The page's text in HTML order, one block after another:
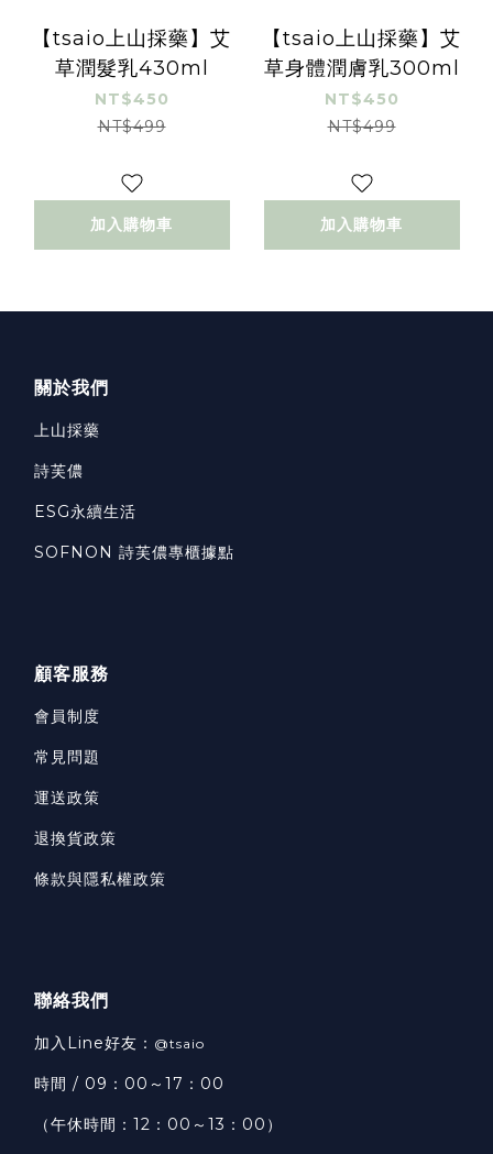
【tsaio上山採藥】艾
草潤髮乳430ml
NT$450
NT$499
加入購物車
【tsaio上山採藥】艾
草身體潤膚乳300ml
NT$450
NT$499
加入購物車
關於我們
上山採藥
詩芙儂
ESG永續生活
SOFNON 詩芙儂專櫃據點
顧客服務
會員制度
常見問題
運送政策
退換貨政策
條款與隱私權政策
聯絡我們
加入Line好友： @tsaio
時間 / 09：00～17：00
（午休時間：12：00～13：00）